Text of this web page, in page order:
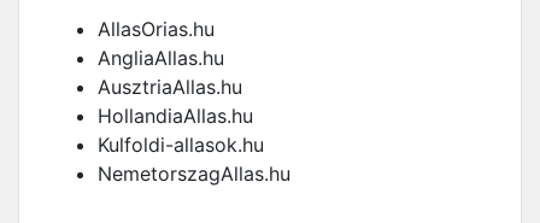
AllasOrias.hu
AngliaAllas.hu
AusztriaAllas.hu
HollandiaAllas.hu
Kulfoldi-allasok.hu
NemetorszagAllas.hu